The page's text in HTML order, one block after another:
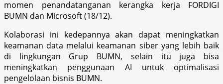
momen penandatanganan kerangka kerja FORDIGI
BUMN dan Microsoft (18/12).
Kolaborasi ini kedepannya akan dapat meningkatkan
keamanan data melalui keamanan siber yang lebih baik
di lingkungan Grup BUMN, selain itu juga bisa
meningkatkan penggunaan AI untuk optimalisasi
pengelolaan bisnis BUMN.